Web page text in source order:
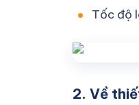
Tốc độ
2. Về